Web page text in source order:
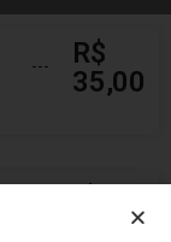
R$
35,00
30,00